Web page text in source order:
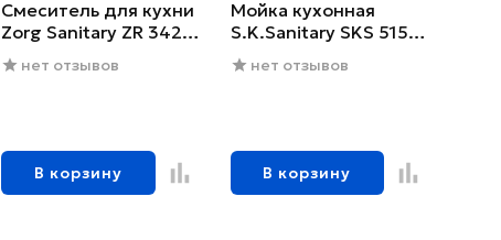
Смеситель для кухни
Zorg Sanitary ZR 342-6
YF нет отзывов
В корзину
Мойка кухонная
S.K.Sanitary SKS 5151
GRAFIT с сифоном
нет отзывов
В корзину